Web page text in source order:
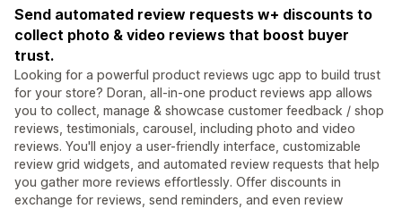
Send automated review requests w+ discounts to
collect photo & video reviews that boost buyer
trust.
Looking for a powerful product reviews ugc app to build trust
for your store? Doran, all-in-one product reviews app allows
you to collect, manage & showcase customer feedback / shop
reviews, testimonials, carousel, including photo and video
reviews. You'll enjoy a user-friendly interface, customizable
review grid widgets, and automated review requests that help
you gather more reviews effortlessly. Offer discounts in
exchange for reviews, send reminders, and even review